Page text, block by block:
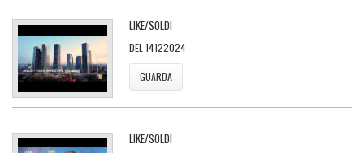
LIKE/SOLDI
DEL 14122024
GUARDA
LIKE/SOLDI